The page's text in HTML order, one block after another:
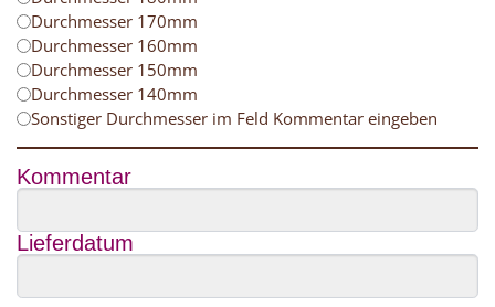
Durchmesser 170mm
Durchmesser 160mm
Durchmesser 150mm
Durchmesser 140mm
Sonstiger Durchmesser im Feld Kommentar eingeben
Kommentar
Lieferdatum